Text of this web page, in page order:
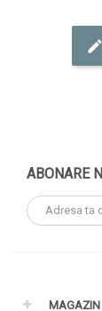
ABONARE
MAGAZIN